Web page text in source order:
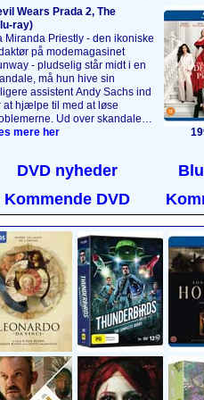
Wears Prada 2, The
Miranda Priestly - den ikoniske
på modemagasinet
- pludselig står midt i en
må hun hive sin
assistent Andy Sachs ind
at hjælpe til med at løse
Ud over skandalen
det umage par også forholde
Emily Charltons nye
Alle spillerne fra
første film er tilbage i deres
roller.Læs mere
....
mere her
DVD nyheder
Kommende DVD